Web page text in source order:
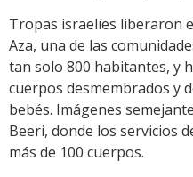
Tropas israelíes liberaron
Aza, una de las
tan solo 800 habitantes, y
cuerpos desmembrados y
bebés. Imágenes
Beeri, donde los servicios
más de 100 cuerpos.